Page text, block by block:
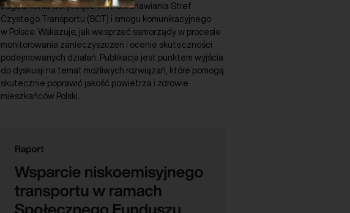
zagadnienia dotyczące m.in. ustanawiania Stref
Czystego Transportu (SCT) i smogu komunikacyjnego
w Polsce. Wskazuje, jak wesprzeć samorządy w procesie
monitorowania zanieczyszczeń i ocenie skuteczności
podejmowanych działań. Publikacja jest punktem wyjścia
do dyskusji na temat możliwych rozwiązań, które pomogą
skutecznie poprawić jakość powietrza i zdrowie
mieszkańców Polski.